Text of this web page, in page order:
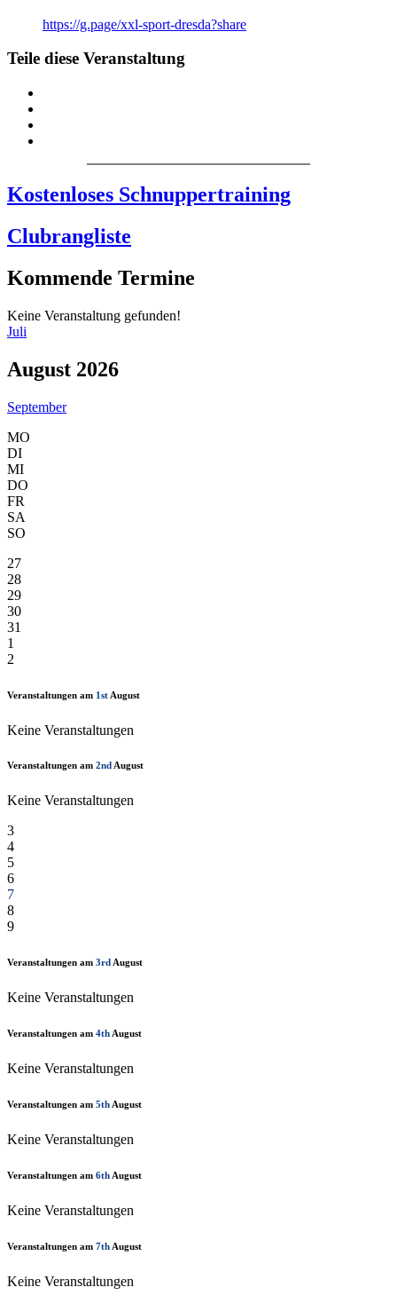
https://g.page/xxl-sport-dresda?share
Teile diese Veranstaltung
Kostenloses Schnuppertraining
Clubrangliste
Kommende Termine
Keine Veranstaltung gefunden!
Juli
August 2026
September
MO
DI
MI
DO
FR
SA
SO
27
28
29
30
31
1
2
Veranstaltungen am 1st August
Keine Veranstaltungen
Veranstaltungen am 2ndAugust
Keine Veranstaltungen
3
4
5
6
7
8
9
Veranstaltungen am 3rdAugust
Keine Veranstaltungen
Veranstaltungen am 4th August
Keine Veranstaltungen
Veranstaltungen am 5th August
Keine Veranstaltungen
Veranstaltungen am 6th August
Keine Veranstaltungen
Veranstaltungen am 7th August
Keine Veranstaltungen